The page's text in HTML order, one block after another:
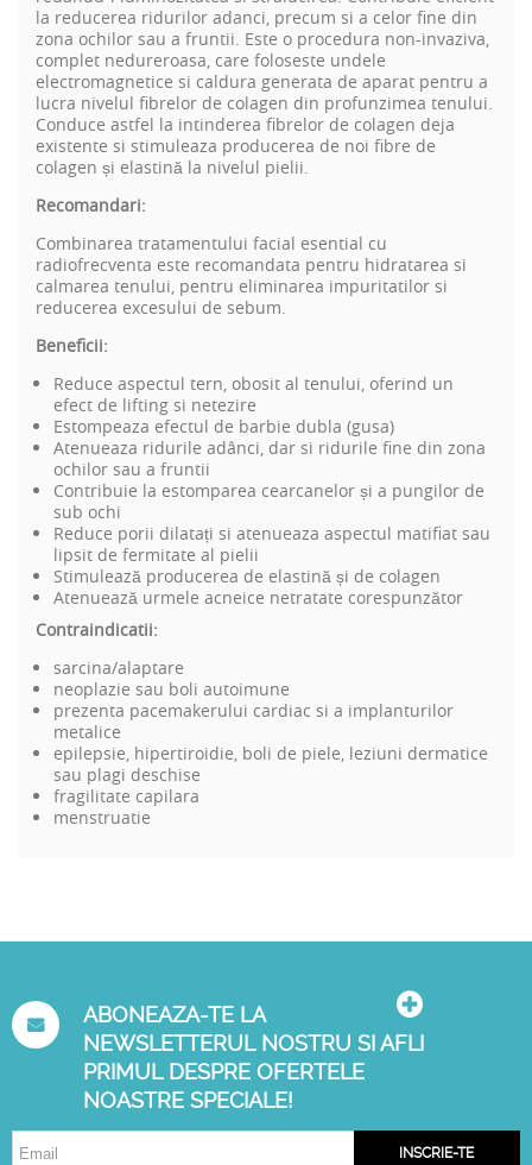
la reducerea ridurilor adanci, precum si a celor fine din
zona ochilor sau a fruntii. Este o procedura non-invaziva,
complet nedureroasa, care foloseste undele
electromagnetice si caldura generata de aparat pentru a
lucra nivelul fibrelor de colagen din profunzimea tenului.
Conduce astfel la intinderea fibrelor de colagen deja
existente si stimuleaza producerea de noi fibre de
colagen și elastină la nivelul pielii.
Recomandari:
Combinarea tratamentului facial esential cu
radiofrecventa este recomandata pentru hidratarea si
calmarea tenului, pentru eliminarea impuritatilor si
reducerea excesului de sebum.
Beneficii:
Reduce aspectul tern, obosit al tenului, oferind un
efect de lifting si netezire
Estompeaza efectul de barbie dubla (gusa)
Atenueaza ridurile adânci, dar si ridurile fine din zona
ochilor sau a fruntii
Contribuie la estomparea cearcanelor și a pungilor de
sub ochi
Reduce porii dilatați si atenueaza aspectul matifiat sau
lipsit de fermitate al pielii
Stimulează producerea de elastină și de colagen
Atenuează urmele acneice netratate corespunzător
Contraindicatii:
sarcina/alaptare
neoplazie sau boli autoimune
prezenta pacemakerului cardiac si a implanturilor
metalice
epilepsie, hipertiroidie, boli de piele, leziuni dermatice
sau plagi deschise
fragilitate capilara
menstruatie
ABONEAZA-TE LA
NEWSLETTERUL NOSTRU SI AFLI
PRIMUL DESPRE OFERTELE
NOASTRE SPECIALE!
INSCRIE-TE